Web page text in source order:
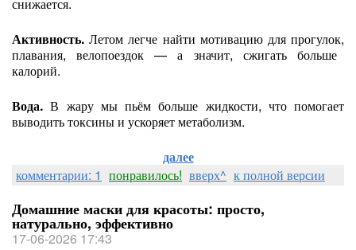
Активность. Летом легче найти мотивациюдляпрогулок,
плавания, велопоездок — а значит, сжигатьбольше
калорий.
Вода. В жарумыпьём больше жидкости, чтопомогает
выводитьтоксиныи ускоряетметаболизм.
далее
комментарии: 1 понравилось! вверх^ к полной версии
Домашние маски для красоты: просто,
натурально, эффективно
17-06-2026 17:43